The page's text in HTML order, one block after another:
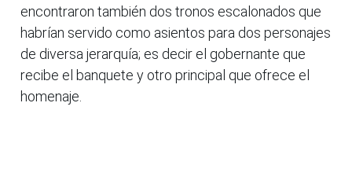
encontraron también dos tronos escalonados que
habrían servido como asientos para dos personajes
de diversa jerarquía; es decir el gobernante que
recibe el banquete y otro principal que ofrece el
homenaje.